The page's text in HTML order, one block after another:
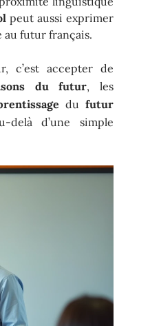
peut aussi exprimer
au futur français.
c’est accepter de
du futur, les
du futur
delà d’une simple